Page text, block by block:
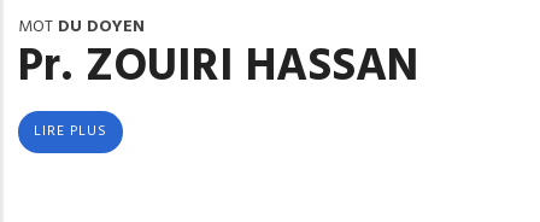
MOT DU DOYEN
Pr. ZOUIRI HASSAN
LIRE PLUS